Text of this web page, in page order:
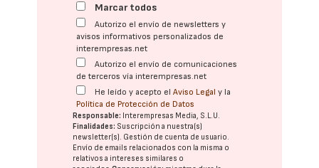
Marcar todos
Autorizo el envío de newsletters y
avisos informativos personalizados de
interempresas.net
Autorizo el envío de comunicaciones
de terceros vía interempresas.net
He leído y acepto elAviso Legal y la
Política de Protección de Datos
Responsable: Interempresas Media, S.L.U.
Finalidades: Suscripción a nuestra(s)
newsletter(s). Gestión de cuenta de usuario.
Envío de emails relacionados con la misma o
relativos a intereses similares o